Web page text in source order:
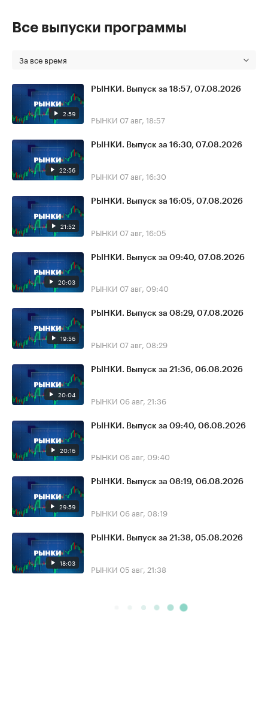
Все выпуски программы
За все время
2:59
РЫНКИ. Выпуск за 18:57, 07.08.2026
РЫНКИ 07 авг, 18:57
22:56
РЫНКИ. Выпуск за 16:30, 07.08.2026
РЫНКИ 07 авг, 16:30
21:52
РЫНКИ. Выпуск за 16:05, 07.08.2026
РЫНКИ 07 авг, 16:05
20:03
РЫНКИ. Выпуск за 09:40, 07.08.2026
РЫНКИ 07 авг, 09:40
19:56
РЫНКИ. Выпуск за 08:29, 07.08.2026
РЫНКИ 07 авг, 08:29
20:04
РЫНКИ. Выпуск за 21:36, 06.08.2026
РЫНКИ 06 авг, 21:36
20:16
РЫНКИ. Выпуск за 09:40, 06.08.2026
РЫНКИ 06 авг, 09:40
29:59
РЫНКИ. Выпуск за 08:19, 06.08.2026
РЫНКИ 06 авг, 08:19
18:03
РЫНКИ. Выпуск за 21:38, 05.08.2026
РЫНКИ 05 авг, 21:38